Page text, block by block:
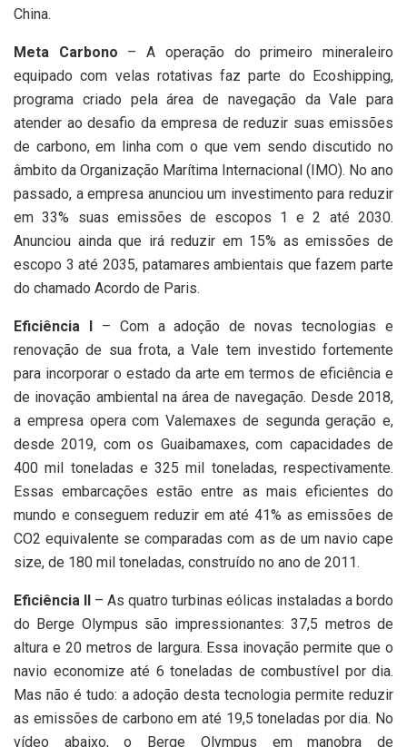
China.
Meta Carbono – A operação do primeiro mineraleiro
equipado com velas rotativas faz parte do Ecoshipping,
programa criado pela área de navegação da Vale para
atender ao desafio da empresa de reduzir suas emissões
de carbono, em linha com o que vem sendo discutido no
âmbito da Organização Marítima Internacional (IMO). No ano
passado, a empresa anunciou um investimento para reduzir
em 33% suas emissões de escopos 1 e 2 até 2030.
Anunciou ainda que irá reduzir em 15% as emissões de
escopo 3 até 2035, patamares ambientais que fazem parte
do chamado Acordo de Paris.
Eficiência I– Com a adoção de novas tecnologias e
renovação de sua frota, a Vale tem investido fortemente
para incorporar o estado da arte em termos de eficiência e
de inovação ambiental na área de navegação. Desde 2018,
a empresa opera com Valemaxes de segunda geração e,
desde 2019, com os Guaibamaxes, com capacidades de
400 mil toneladas e 325 mil toneladas, respectivamente.
Essas embarcações estão entre as mais eficientes do
mundo e conseguem reduzir em até 41% as emissões de
CO2 equivalente se comparadas com as de um navio cape
size, de 180 mil toneladas, construído no ano de 2011.
Eficiência II – As quatro turbinas eólicas instaladas a bordo
do Berge Olympus são impressionantes: 37,5 metros de
altura e 20 metros de largura. Essa inovação permite que o
navio economize até 6 toneladas de combustível por dia.
Mas não é tudo: a adoção desta tecnologia permite reduzir
as emissões de carbono em até 19,5 toneladas por dia. No
vídeo abaixo, o Berge Olympus em manobra de